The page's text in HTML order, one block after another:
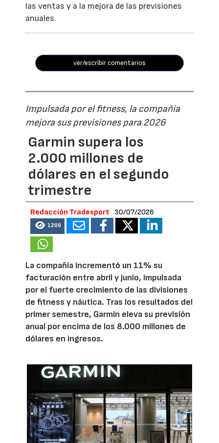
las ventas y a la mejora de las previsiones
anuales.
ver/escribir comentarios
Impulsada por el fitness, la compañía
mejora sus previsiones para 2026
Garmin supera los
2.000 millones de
dólares en el segundo
trimestre
Redacción Tradesport 30/07/2026
1209
La compañía incrementó un 11% su
facturación entre abril y junio, impulsada
por el fuerte crecimiento de las divisiones
de fitness y náutica. Tras los resultados del
primer semestre, Garmin eleva su previsión
anual por encima de los 8.000 millones de
dólares en ingresos.